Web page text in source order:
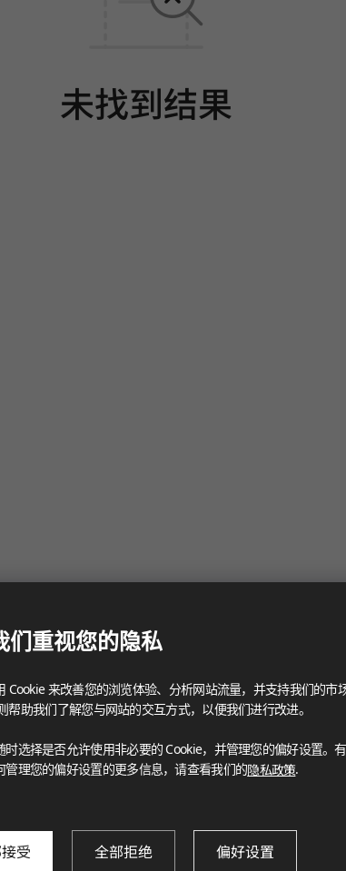
未找到结果
们重视您的隐私
Cookie 来改善您的浏览体验、分析网站流量，并支持我们的
帮助我们了解您与网站的交互方式，以便我们进行改进。
时选择是否允许使用非必要的 Cookie，并管理您的偏好设置。
管理您的偏好设置的更多信息，请查看我们的隐私政策.
受 全部拒绝 偏好设置